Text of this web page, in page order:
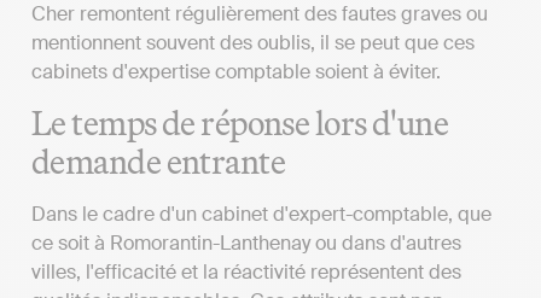
Cher remontent régulièrement des fautes graves ou
mentionnent souvent des oublis, il se peut que ces
cabinets d'expertise comptable soient à éviter.
Le temps de réponse lors d'une
demande entrante
Dans le cadre d'un cabinet d'expert-comptable, que
ce soit à Romorantin-Lanthenay ou dans d'autres
villes, l'efficacité et la réactivité représentent des